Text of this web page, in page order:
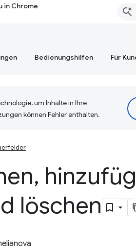
in Chrome
Bedienungshilfen Für
um Inhalte in Ihre
können Fehler enthalten.
,
löschen